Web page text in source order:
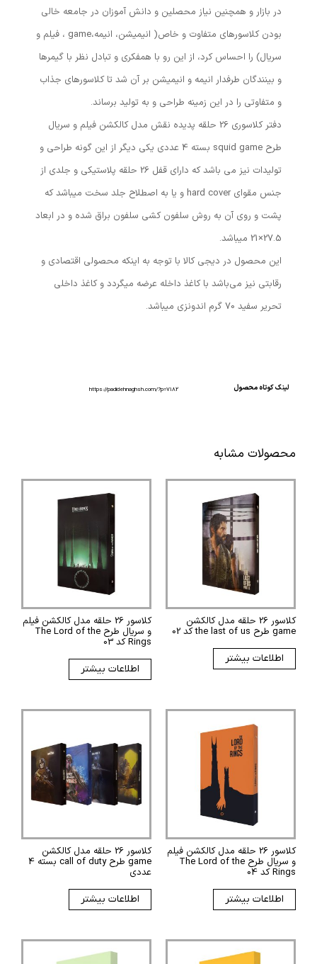
در بازار و همچنین نیاز محصلین و دانش آموزان در جامعه خالی
بودن کلاسورهای متفاوت و خاص( انیمیشن، انیمه،game ، فیلم و
سریال) را احساس کرد، از این رو با همفکری و تبادل نظر با گیمرها
و بینندگان طرفدار انیمه و انیمیشن بر آن شد تا کلاسورهای جذاب
و متفاوتی را در این زمینه طراحی و به تولید برساند.
دفتر کلاسوری 26 حلقه پدیده نقش مدل کالکشن فیلم و سریال
طرح squid game بسته 4 عددی یکی دیگر از این گونه طراحی و
تولیدات نیز می باشد که دارای قفل 26 حلقه پلاستیکی و جلدی از
جنس مقوای hard cover و یا به اصطلاح جلد سخت میباشد که
پشت و روی آن به روش سلفون کشی سلفون براق شده و در ابعاد
27.5×21 میباشد.
این محصول در دیجی کالا با توجه به اینکه محصولی اقتصادی و
رقابتی نیز می‌باشد با کاغذ داخله عرضه میگردد و کاغذ داخلی
تحریر سفید 70 گرم اندونزی میباشد.
لینک کوتاه محصول https://padidehnaghsh.com/?p=7182
محصولات مشابه
کلاسور 26 حلقه مدل کالکشن
game طرح the last of us کد 02
اطلاعات بیشتر
کلاسور 26 حلقه مدل کالکشن فیلم
و سریال طرح The Lord of the
Rings کد 03
اطلاعات بیشتر
کلاسور 26 حلقه مدل کالکشن فیلم
و سریال طرح The Lord of the
Rings کد 04
اطلاعات بیشتر
کلاسور 26 حلقه مدل کالکشن
game طرح call of duty بسته 4
عددی
اطلاعات بیشتر